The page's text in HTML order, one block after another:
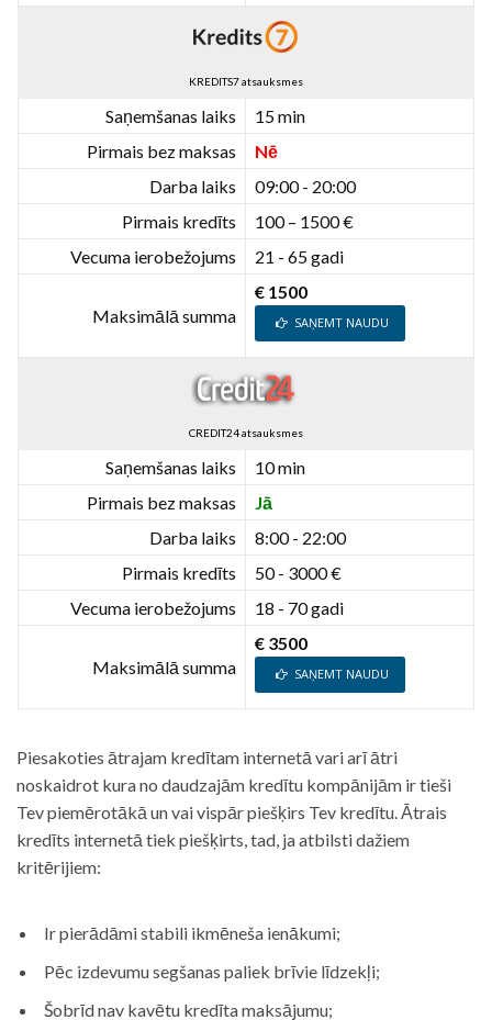
KREDITS7 atsauksmes
Saņemšanas laiks
15 min
Pirmais bez maksas
Nē
Darba laiks
09:00 - 20:00
Pirmais kredīts
100 – 1500 €
Vecuma ierobežojums
21 - 65 gadi
Maksimālā summa
€ 1500
SAŅEMT NAUDU
CREDIT24 atsauksmes
Saņemšanas laiks
10 min
Pirmais bez maksas
Jā
Darba laiks
8:00 - 22:00
Pirmais kredīts
50 - 3000 €
Vecuma ierobežojums
18 - 70 gadi
Maksimālā summa
€ 3500
SAŅEMT NAUDU
Piesakoties ātrajam kredītam internetā vari arī ātri
noskaidrot kura no daudzajām kredītu kompānijām ir tieši
Tev piemērotākā un vai vispār piešķirs Tev kredītu. Ātrais
kredīts internetā tiek piešķirts, tad, ja atbilsti dažiem
kritērijiem:
Ir pierādāmi stabili ikmēneša ienākumi;
Pēc izdevumu segšanas paliek brīvie līdzekļi;
Šobrīd nav kavētu kredīta maksājumu;